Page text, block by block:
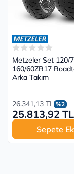
Metzeler Set 120/
160/60ZR17
Arka Takım
26.341,13 TL %2
25.813,92 TL
Sepete